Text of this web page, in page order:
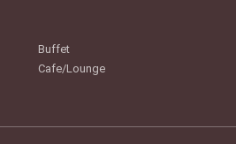
Buffet
Cafe/Lounge